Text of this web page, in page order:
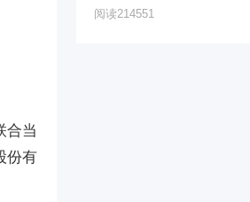
合当
份有
阅读214551